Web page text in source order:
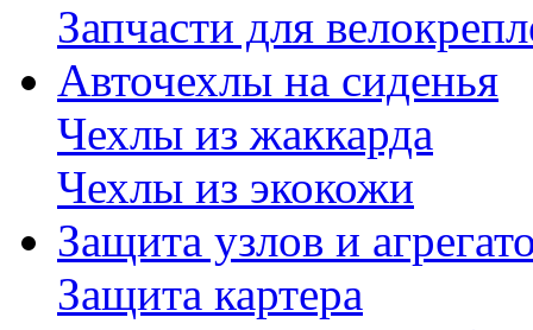
Запчасти для
Авточехлы на сиденья
Чехлы из жаккарда
Чехлы из экокожи
Защита узлов и
Защита картера